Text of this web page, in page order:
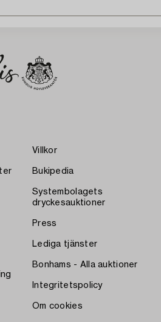
Villkor
Bukipedia
Systembolagets
dryckesauktioner
Press
Lediga tjänster
Bonhams - Alla auktioner
Integritetspolicy
Om cookies